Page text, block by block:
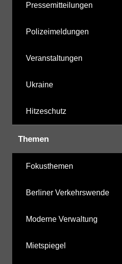
Pressemitteilungen
Polizeimeldungen
Veranstaltungen
Ukraine
Hitzeschutz
Themen
Fokusthemen
Berliner Verkehrswende
Moderne Verwaltung
Mietspiegel